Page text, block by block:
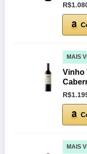
MAIS
Vinho
MAIS